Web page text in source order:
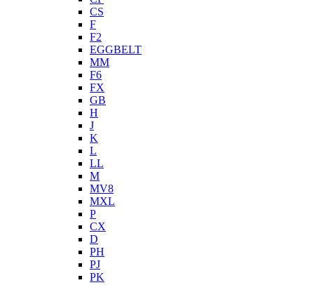
CS
F
F2
EGGBELT
MM
F6
FX
GB
H
J
K
L
LL
M
MV8
MXL
P
CX
D
PH
PJ
PK